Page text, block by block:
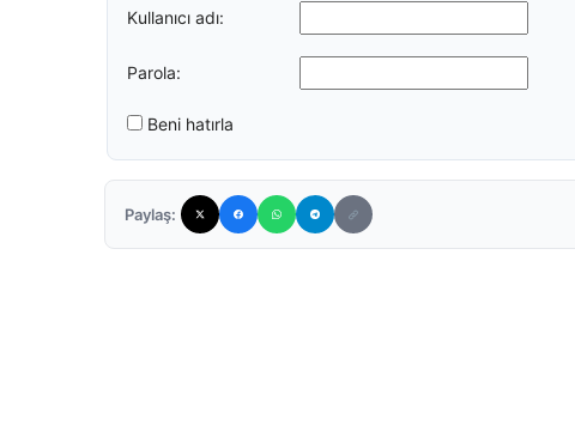
Kullanıcı adı:
Parola:
Beni hatırla
Paylaş: